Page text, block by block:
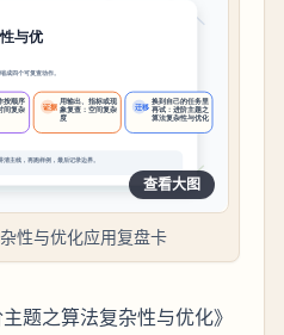
查看大图
性与优化应用复盘卡
题之算法复杂性与优化》